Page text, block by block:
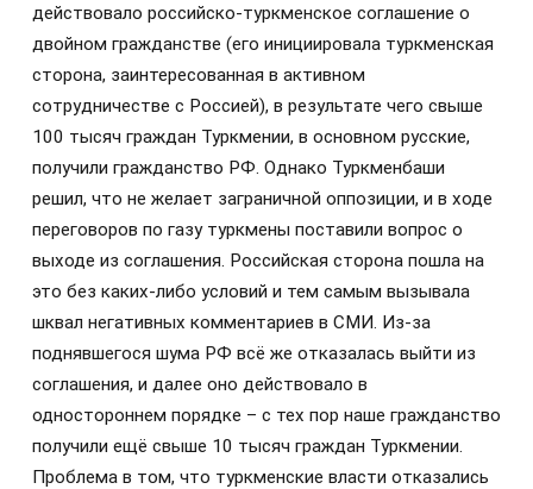
действовало российско-туркменское соглашение о
двойном гражданстве (его инициировала туркменская
сторона, заинтересованная в активном
сотрудничестве с Россией), в результате чего свыше
100 тысяч граждан Туркмении, в основном русские,
получили гражданство РФ. Однако Туркменбаши
решил, что не желает заграничной оппозиции, и в ходе
переговоров по газу туркмены поставили вопрос о
выходе из соглашения. Российская сторона пошла на
это без каких-либо условий и тем самым вызывала
шквал негативных комментариев в СМИ. Из-за
поднявшегося шума РФ всё же отказалась выйти из
соглашения, и далее оно действовало в
одностороннем порядке – с тех пор наше гражданство
получили ещё свыше 10 тысяч граждан Туркмении.
Проблема в том, что туркменские власти отказались